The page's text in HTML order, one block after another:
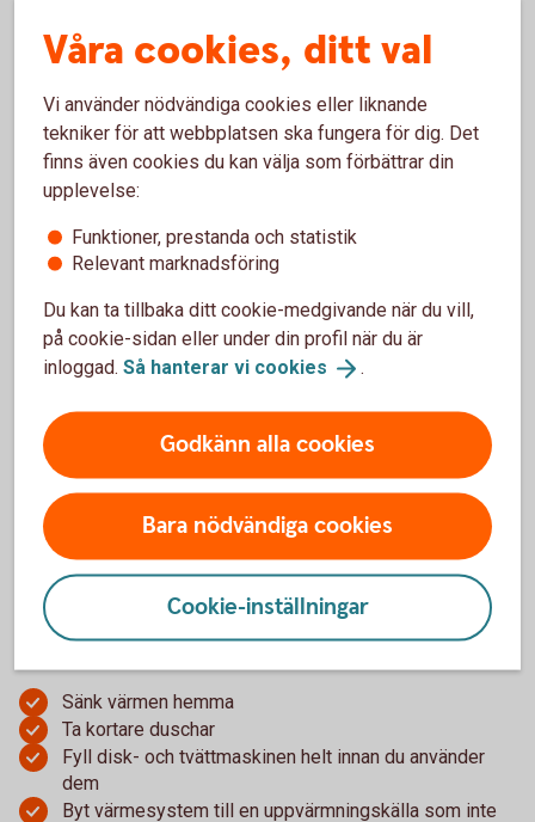
Lån för dig som vill bo mer hållbart
Grönt bolån
Gröntbolån
Tips – så kan du minska din
energianvändning
Sänk värmen hemma
Ta kortare duschar
Fyll disk- och tvättmaskinen helt innan du använder
dem
Byt värmesystem till en uppvärmningskälla som inte
Våra cookies, ditt val
Vi använder nödvändiga cookies eller liknande
tekniker för att webbplatsen ska fungera för dig. Det
finns även cookies du kan välja som förbättrar din
upplevelse:
Funktioner, prestanda och statistik
Relevant marknadsföring
Du kan ta tillbaka ditt cookie-medgivande när du vill,
på cookie-sidan eller under din profil när du är
inloggad. Så hanterar vi cookies .
Godkänn alla cookies
Bara nödvändiga cookies
Cookie-inställningar